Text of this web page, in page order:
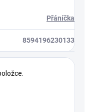
Přáníčka
8594196230133